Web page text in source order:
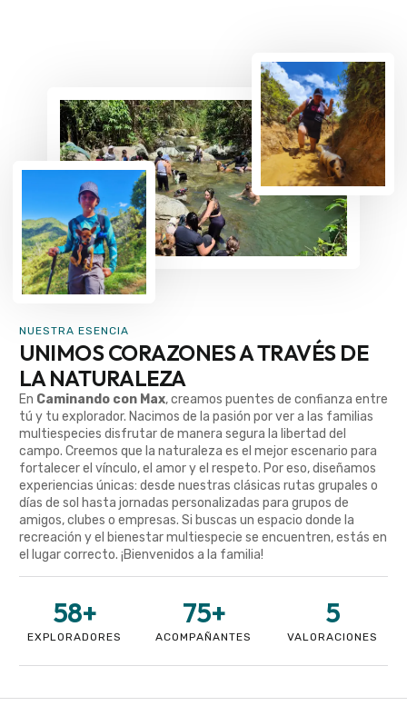
NUESTRA ESENCIA
UNIMOS CORAZONES A TRAVÉS DE
LA NATURALEZA
En Caminando con Max, creamos puentes de confianza entre
tú y tu explorador. Nacimos de la pasión por ver a las familias
multiespecies disfrutar de manera segura la libertad del
campo. Creemos que la naturaleza es el mejor escenario para
fortalecer el vínculo, el amor y el respeto. Por eso, diseñamos
experiencias únicas: desde nuestras clásicas rutas grupales o
días de sol hasta jornadas personalizadas para grupos de
amigos, clubes o empresas. Si buscas un espacio donde la
recreación y el bienestar multiespecie se encuentren, estás en
el lugar correcto. ¡Bienvenidos a la familia!
EXPLORADORES
58+
ACOMPAÑANTES
75+
VALORACIONES
5